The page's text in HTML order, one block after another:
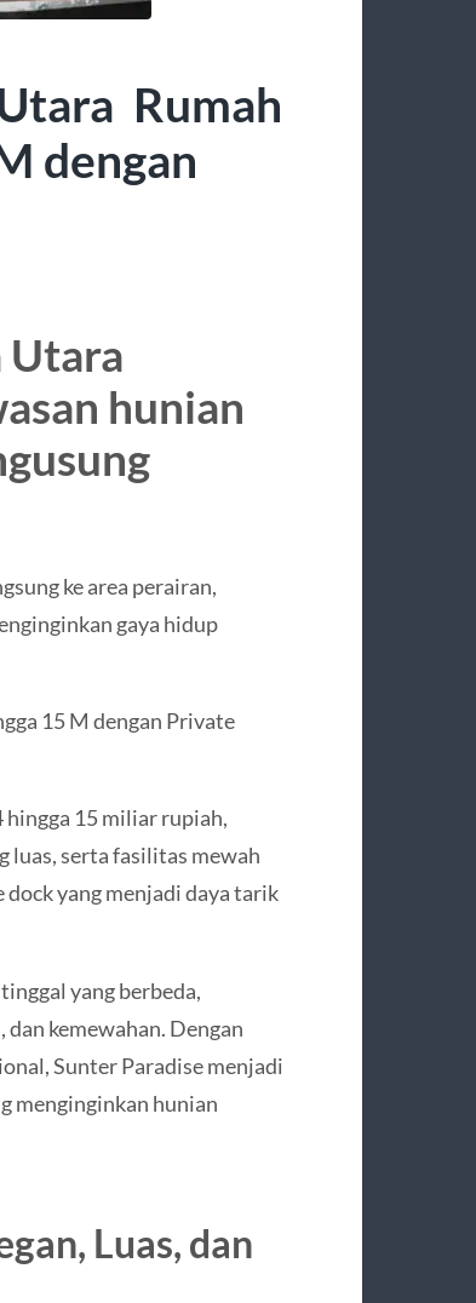
Rumah
dengan
Utara
hunian
ke area perairan,
gaya hidup
15 M dengan Private
hingga 15 miliar rupiah,
luas, serta fasilitas mewah
yang menjadi daya tarik
yang berbeda,
kemewahan. Dengan
Sunter Paradise menjadi
menginginkan hunian
Luas, dan